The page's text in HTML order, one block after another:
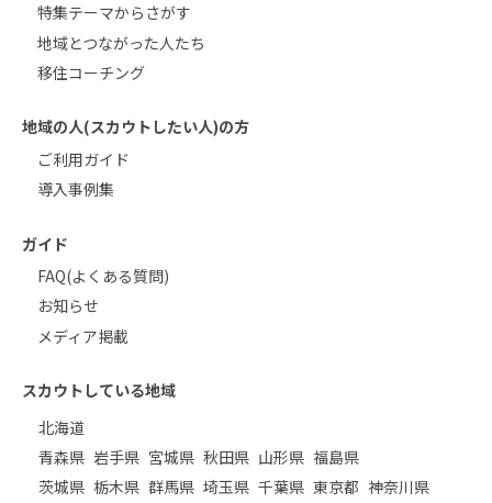
特集テーマからさがす
地域とつながった人たち
移住コーチング
地域の人(スカウトしたい人)の方
ご利用ガイド
導入事例集
ガイド
FAQ(よくある質問)
お知らせ
メディア掲載
スカウトしている地域
北海道
青森県 岩手県 宮城県 秋田県 山形県 福島県
茨城県 栃木県 群馬県 埼玉県 千葉県 東京都 神奈川県